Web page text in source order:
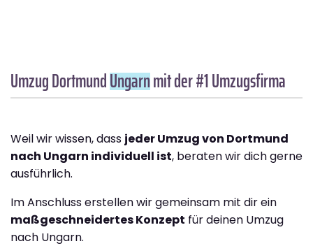
Umzug DortmundUngarnmit der #1 Umzugsfirma
Weil wir wissen, dass jeder Umzug von Dortmund
nach Ungarn individuell ist, beraten wir dich gerne
ausführlich.
Im Anschluss erstellen wir gemeinsam mit dir ein
maßgeschneidertes Konzept für deinen Umzug
nach Ungarn.